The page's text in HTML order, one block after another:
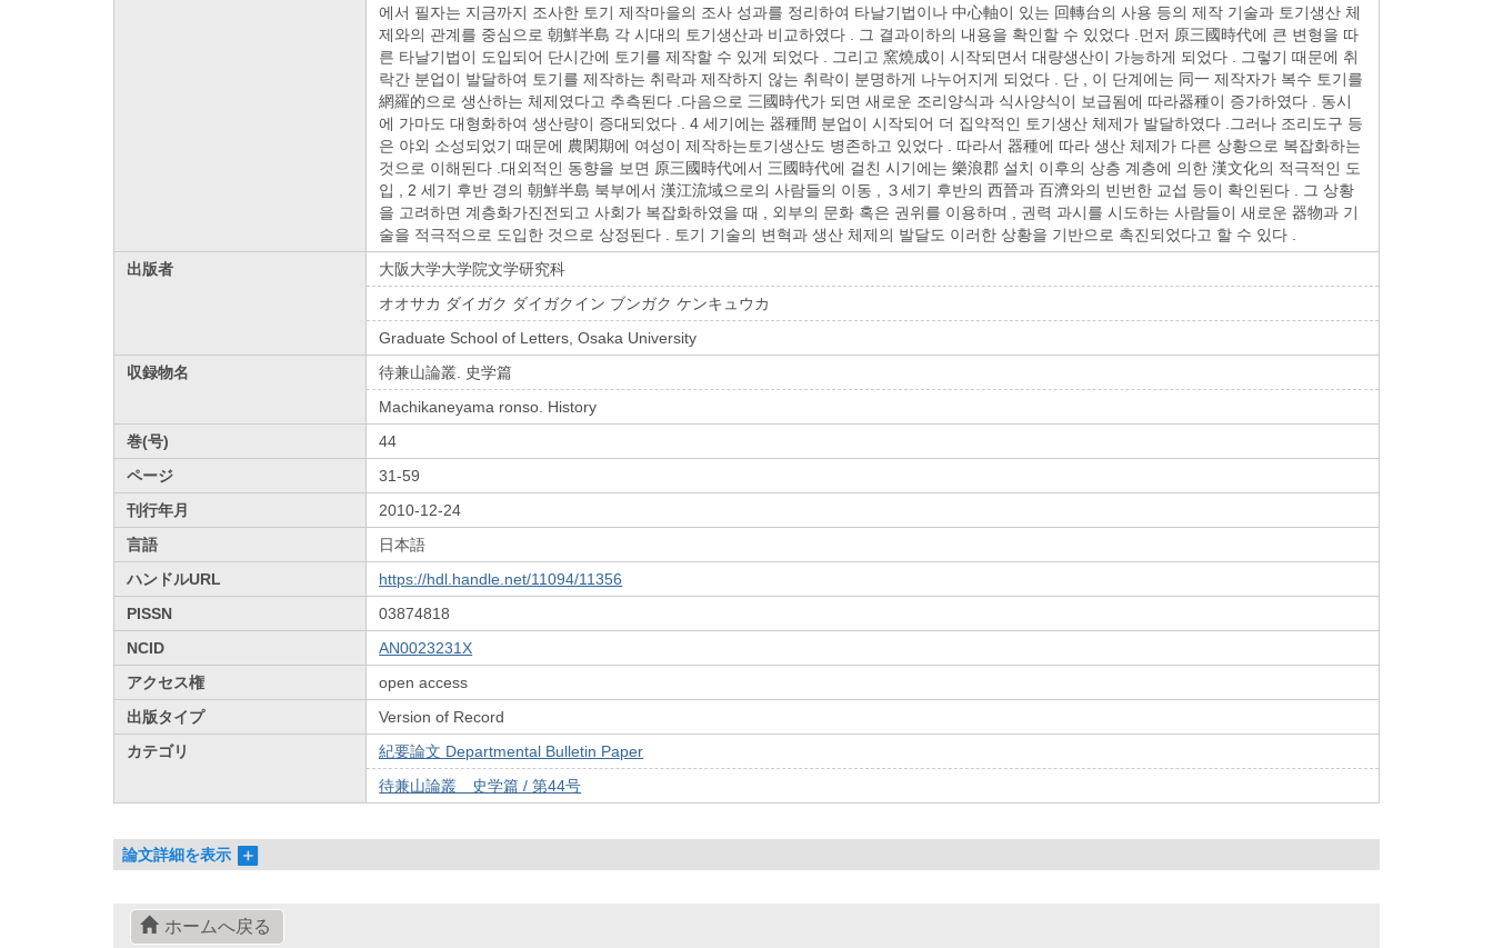
에서 필자는 지금까지 조사한 토기 제작마을의 조사 성과를 정리하여 타날기법이나 中心軸이 있는 回轉台의 사용 등의 제작 기술과 토기생산 체
제와의 관계를 중심으로 朝鮮半島 각 시대의 토기생산과 비교하였다 . 그 결과이하의 내용을 확인할 수 있었다 .먼저 原三國時代에 큰 변형을 따
른 타날기법이 도입되어 단시간에 토기를 제작할 수 있게 되었다 . 그리고 窯燒成이 시작되면서 대량생산이 가능하게 되었다 . 그렇기 때문에 취
락간 분업이 발달하여 토기를 제작하는 취락과 제작하지 않는 취락이 분명하게 나누어지게 되었다 . 단 , 이 단계에는 同一 제작자가 복수 토기를
網羅的으로 생산하는 체제였다고 추측된다 .다음으로 三國時代가 되면 새로운 조리양식과 식사양식이 보급됨에 따라器種이 증가하였다 . 동시
에 가마도 대형화하여 생산량이 증대되었다 . 4 세기에는 器種間 분업이 시작되어 더 집약적인 토기생산 체제가 발달하였다 .그러나 조리도구 등
은 야외 소성되었기 때문에 農閑期에 여성이 제작하는토기생산도 병존하고 있었다 . 따라서 器種에 따라 생산 체제가 다른 상황으로 복잡화하는
것으로 이해된다 .대외적인 동향을 보면 原三國時代에서 三國時代에 걸친 시기에는 樂浪郡 설치 이후의 상층 계층에 의한 漢文化의 적극적인 도
입 , 2 세기 후반 경의 朝鮮半島 북부에서 漢江流域으로의 사람들의 이동 , ３세기 후반의 西晉과 百濟와의 빈번한 교섭 등이 확인된다 . 그 상황
을 고려하면 계층화가진전되고 사회가 복잡화하였을 때 , 외부의 문화 혹은 권위를 이용하며 , 권력 과시를 시도하는 사람들이 새로운 器物과 기
술을 적극적으로 도입한 것으로 상정된다 . 토기 기술의 변혁과 생산 체제의 발달도 이러한 상황을 기반으로 촉진되었다고 할 수 있다 .
出版者
大阪大学大学院文学研究科
オオサカ ダイガク ダイガクイン ブンガク ケンキュウカ
Graduate School of Letters, Osaka University
収録物名
待兼山論叢. 史学篇
Machikaneyama ronso. History
巻(号)
44
ページ
31-59
刊行年月
2010-12-24
言語
日本語
ハンドルURL
https://hdl.handle.net/11094/11356
PISSN
03874818
NCID
AN0023231X
アクセス権
open access
出版タイプ
Version of Record
カテゴリ
紀要論文 Departmental Bulletin Paper
待兼山論叢 史学篇 / 第44号
論文詳細を表示
ホームへ戻る